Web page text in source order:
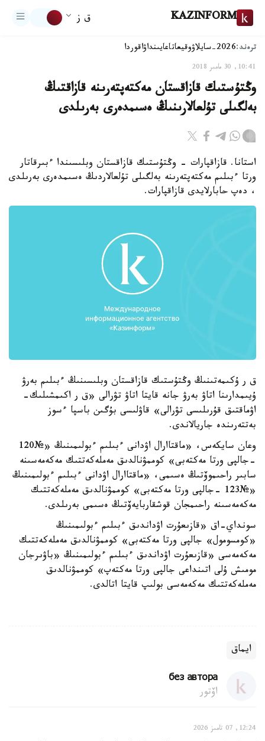
KAZINFORM ق ز
ترەند:2026-سايلاۋ وقيعاتاعايىنداۋاقوردا
10:41, 30 مامىر 2018
وڭتۇستىك قازاقستان مەكتەپتەرىنە قازاقتىڭ
بەلگىلى تۇلعالارىنىڭ ەسىمدەرى بەرىلدى
استانا. قازاقپارات - وڭتۇستىك قازاقستان وبلىسىندا ءبىرقاتار
ورتا ءبىلىم مەكتەپتەرىنە بەلگىلى تۇلعالاردىڭ ەسىمدەرى بەرىلدى
، دەپ حابارلايدى قازاقپارات.
ق ر ۇكىمەتىنىڭ وڭتۇستىك قازاقستان وبلىسىنىڭ ءبىلىم بەرۋ
ۇيىمدارىنا اتاۋ بەرۋ جانە قايتا اتاۋ تۋرالى «ق ر اكىمشىلىك-
اۋماقتىق قۇرىلىسى تۋرالى» قاۋلىسى بۇگىن باسپا ءسوز
بەتتەرىندە جاريالاندى.
وعان سايكەس، «ماقتاارال اۋدانى ءبىلىم ءبولىمىنىڭ «№120
-جالپى ورتا مەكتەبى» كوممۋنالدىق مەملەكەتتىك مەكەمەسىنە
سابىر راحىموۆتىڭ ەسىمى، «ماقتاارال اۋدانى ءبىلىم ءبولىمىنىڭ
«№123 -جالپى ورتا مەكتەبى» كوممۋنالدىق مەملەكەتتىك
مەكەمەسىنە راحىمجان قوشقاربايەۆتىڭ ەسىمى بەرىلدى.
سونداي-اق «قازىعۇرت اۋداندىق ءبىلىم ءبولىمىنىڭ
«كومسومول» جالپى ورتا مەكتەبى» كوممۋنالدىق مەملەكەتتىك
مەكەمەسى «قازىعۇرت اۋداندىق ءبىلىم ءبولىمىنىڭ «باۋىرجان
مومىش ۇلى اتىنداعى جالپى ورتا مەكتەپ» كوممۋنالدىق
مەملەكەتتىك مەكەمەسى بولىپ قايتا اتالدى.
ايماق
без автора
اۆتور
12:24, 07 تامىز 2026